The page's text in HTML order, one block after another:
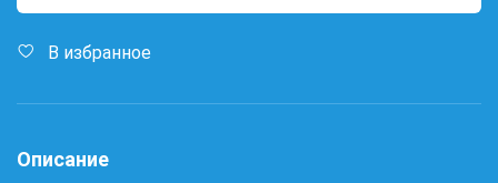
В избранное
Описание